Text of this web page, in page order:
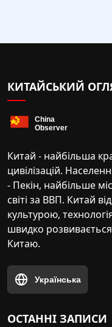
КИТАЙСЬКИЙ
Китай - найбільша
цивілізацій.
- Пекін, найбільше
світі за ВВП. Китай
культурою,
швидко
Китаю.
Українська
ОСТАННІ ЗАПИСИ